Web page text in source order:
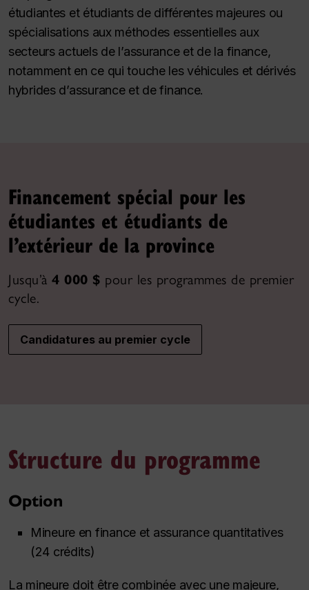
étudiantes et étudiants de différentes majeures ou
spécialisations aux méthodes essentielles aux
secteurs actuels de l’assurance et de la finance,
notamment en ce qui touche les véhicules et dérivés
hybrides d’assurance et de finance.
Financement spécial pour les
étudiantes et étudiants de
l’extérieur de la province
Jusqu’à 4 000 $ pour les programmes de premier
cycle.
Candidatures au premier cycle
Structure du programme
Option
Mineure en finance et assurance quantitatives
(24 crédits)
La mineure doit être combinée avec une majeure,